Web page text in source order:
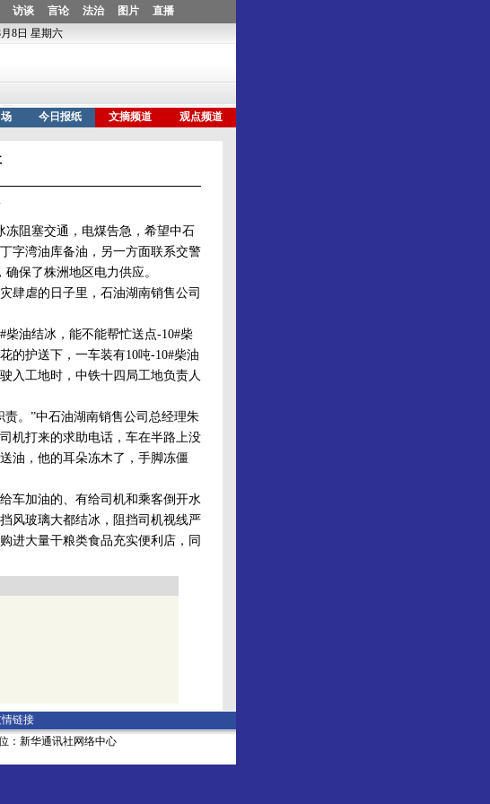
阻塞交通，电煤告急，希望中石
字湾油库备油，另一方面联系交警
保了株洲地区电力供应。
虐的日子里，石油湖南销售公司
油结冰，能不能帮忙送点-10#柴
的护送下，一车装有10吨-10#柴油
入工地时，中铁十四局工地负责人
。”中石油湖南销售公司总经理朱
机打来的求助电话，车在半路上没
油，他的耳朵冻木了，手脚冻僵
车加油的、有给司机和乘客倒开水
风玻璃大都结冰，阻挡司机视线严
进大量干粮类食品充实便利店，同
链接
：新华通讯社网络中心